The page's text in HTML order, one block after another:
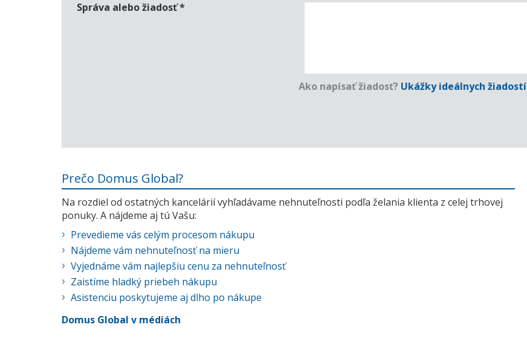
Správa alebo žiadosť*
Ako napísať žiadosť? Ukážky ideálnych žiadostí
Prečo Domus Global?
Na rozdiel od ostatných kancelárií vyhľadávame nehnuteľnosti podľa želania klienta z celej trhovej
ponuky. A nájdeme aj tú Vašu:
Prevedieme vás celým procesom nákupu
Nájdeme vám nehnuteľnosť na mieru
Vyjednáme vám najlepšiu cenu za nehnuteľnosť
Zaistíme hladký priebeh nákupu
Asistenciu poskytujeme aj dlho po nákupe
Domus Global v médiách